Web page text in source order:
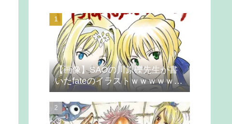
【画像】SAOの川原礫先生が書
いたfateのイラストｗｗｗｗｗｗ
ｗｗｗ